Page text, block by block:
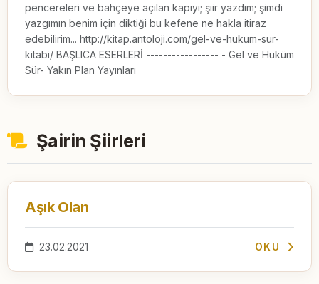
pencereleri ve bahçeye açılan kapıyı; şiir yazdım; şimdi
yazgımın benim için diktiği bu kefene ne hakla itiraz
edebilirim... http://kitap.antoloji.com/gel-ve-hukum-sur-
kitabi/ BAŞLICA ESERLERİ ----------------- - Gel ve Hüküm
Sür- Yakın Plan Yayınları
Şairin Şiirleri
Aşık Olan
23.02.2021 OKU